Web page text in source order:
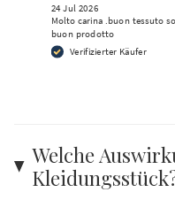
24 Jul 2026
Molto carina .buon tessuto
buon prodotto
Verifizierter Käufer
Welche